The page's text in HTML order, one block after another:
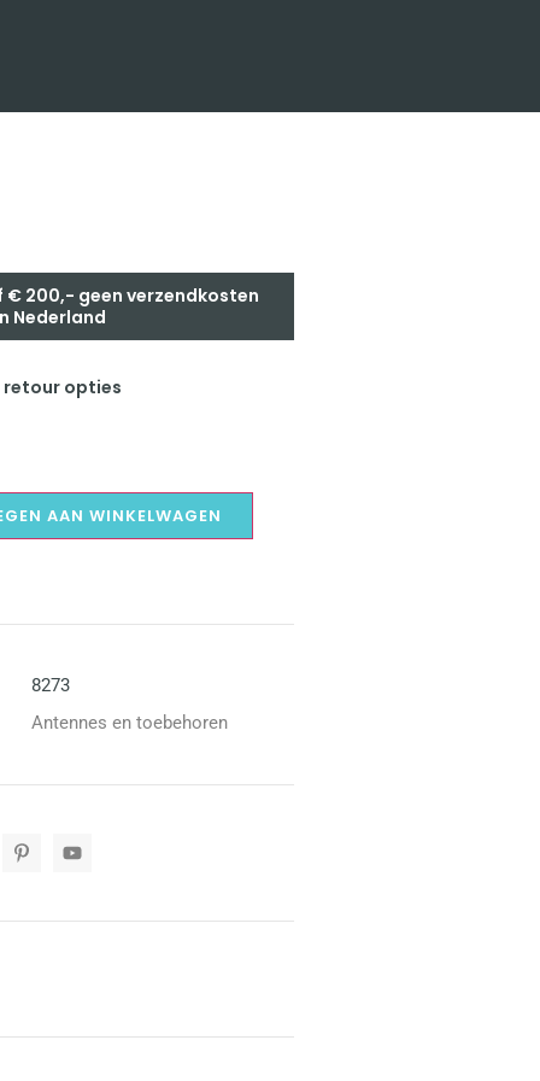
€ 200,- geen verzendkosten
Nederland
retour opties
AAN WINKELWAGEN
8273
Antennes en toebehoren